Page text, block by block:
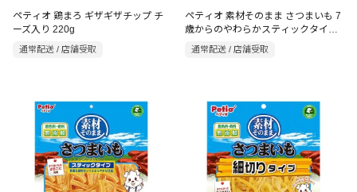
ペティオ 鶏まろ ギザギザチップ チ
ーズ入り 220g
通常配送 / 店舗受取
ペティオ 素材そのまま さつまいも 7
歳からのやわらかスティックタイプ
通常配送 / 店舗受取